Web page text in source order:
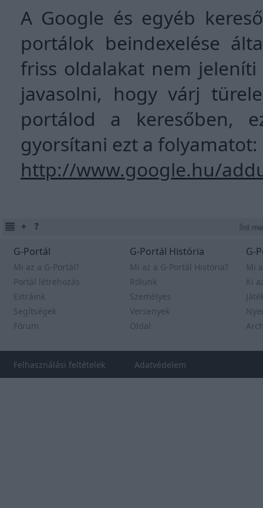
A Google és egyéb
portálok beindexelése
friss oldalakat nem
javasolni, hogy várj
portálod a keresőben,
gyorsítani ezt a folyamatot:
http://www.google.hu/
Írd
G-Portál
Mi az a G-Portál?
Portál létrehozás
Extráink
Segítségek
Fórum
G-Portál História
Mi az a G-Portál História?
Rólunk
Személyes
Versenyek
Oldal
G-
Mi
Ki
Felhasználási feltételek Adatvédelem